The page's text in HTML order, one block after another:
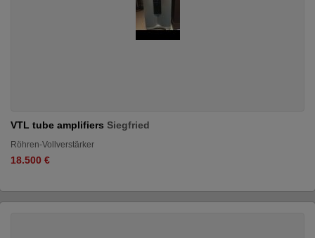
VTL tube amplifiers Siegfried
Röhren-Vollverstärker
18.500 €